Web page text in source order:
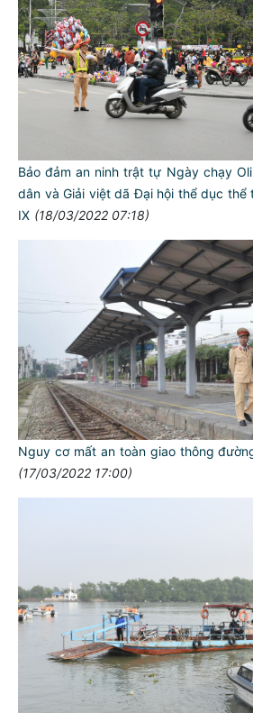
Bảo đảm an ninh trật tự Ngày chạy
dân và Giải việt dã Đại hội thể dục thể
IX (18/03/2022 07:18)
Nguy cơ mất an toàn giao thông
(17/03/2022 17:00)